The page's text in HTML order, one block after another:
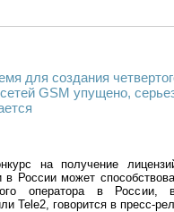
для создания
GSM упущено,
на получение
в России может
оператора в России,
Tele2, говорится в пресс-